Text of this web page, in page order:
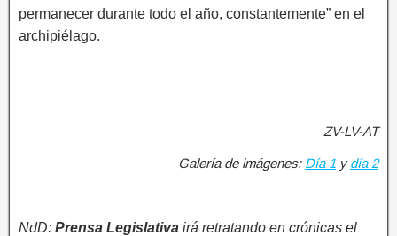
permanecer durante todo el año, constantemente” en el
archipiélago.
ZV-LV-AT
Galería de imágenes: Día 1 ydía 2
NdD: Prensa Legislativa irá retratando en crónicas el